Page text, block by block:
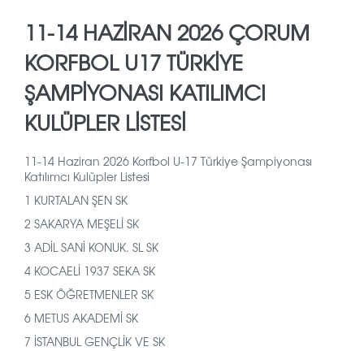
11-14 HAZİRAN 2026 ÇORUM
KORFBOL U17 TÜRKİYE
ŞAMPİYONASI KATILIMCI
KULÜPLER LİSTESİ
11-14 Haziran 2026 Korfbol U-17 Türkiye Şampiyonası
Katılımcı Kulüpler Listesi
1 KURTALAN ŞEN SK
2 SAKARYA MEŞELİ SK
3 ADİL SANİ KONUK. SL SK
4 KOCAELİ 1937 SEKA SK
5 ESK ÖĞRETMENLER SK
6 METUS AKADEMİ SK
7 İSTANBUL GENÇLİK VE SK